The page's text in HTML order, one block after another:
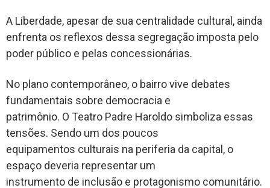
A Liberdade, apesar de sua centralidade cultural, ainda
enfrenta os reflexos dessa segregação imposta pelo
poder público e pelas concessionárias.
No plano contemporâneo, o bairro vive debates
fundamentais sobre democracia e
patrimônio. O Teatro Padre Haroldo simboliza essas
tensões. Sendo um dos poucos
equipamentos culturais na periferia da capital, o
espaço deveria representar um
instrumento de inclusão e protagonismo comunitário.